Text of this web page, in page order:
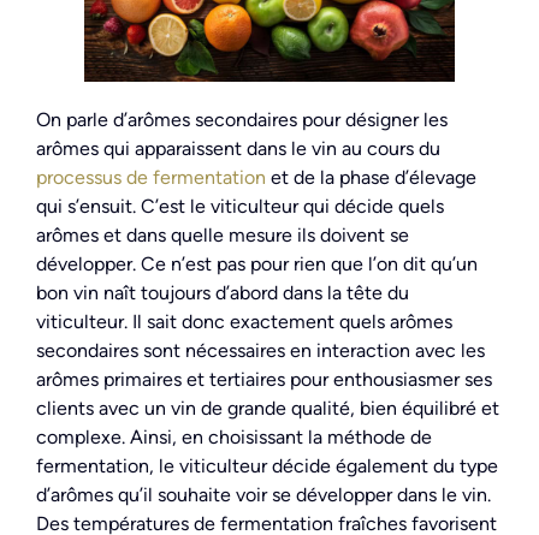
On parle d’arômes secondaires pour désigner les
arômes qui apparaissent dans le vin au cours du
processus de fermentation et de la phase d’élevage
qui s’ensuit. C’est le viticulteur qui décide quels
arômes et dans quelle mesure ils doivent se
développer. Ce n’est pas pour rien que l’on dit qu’un
bon vin naît toujours d’abord dans la tête du
viticulteur. Il sait donc exactement quels arômes
secondaires sont nécessaires en interaction avec les
arômes primaires et tertiaires pour enthousiasmer ses
clients avec un vin de grande qualité, bien équilibré et
complexe. Ainsi, en choisissant la méthode de
fermentation, le viticulteur décide également du type
d’arômes qu’il souhaite voir se développer dans le vin.
Des températures de fermentation fraîches favorisent